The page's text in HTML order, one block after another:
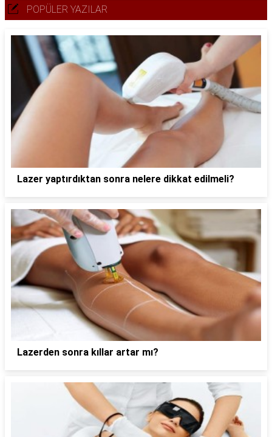
POPÜLER YAZILAR
Lazer yaptırdıktan sonra nelere dikkat edilmeli?
Lazerden sonra kıllar artar mı?